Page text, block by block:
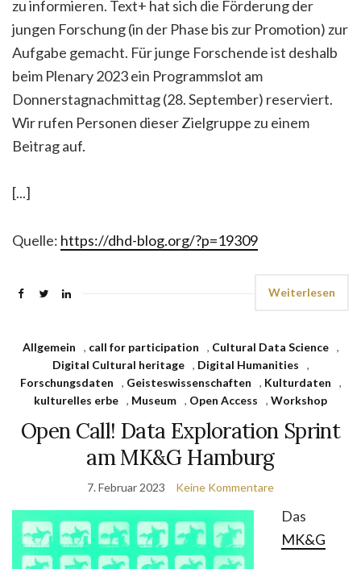
zu informieren. Text+ hat sich die Förderung der
jungen Forschung (in der Phase bis zur Promotion) zur
Aufgabe gemacht. Für junge Forschende ist deshalb
beim Plenary 2023 ein Programmslot am
Donnerstagnachmittag (28. September) reserviert.
Wir rufen Personen dieser Zielgruppe zu einem
Beitrag auf.
[...]
Quelle: https://dhd-blog.org/?p=19309
Weiterlesen
Allgemein , call for participation , Cultural Data Science
,
Digital Cultural heritage
, Digital Humanities
,
Forschungsdaten
, Geisteswissenschaften , Kulturdaten
,
kulturelles erbe , Museum , Open Access , Workshop
Open Call! Data Exploration Sprint
am MK&G Hamburg
7. Februar 2023 Keine Kommentare
Das
MK&G